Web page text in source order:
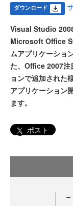
ダウンロード
Visual Studio
Microsoft Office
ムアプリケーショ
た、Office 2007注
ョンで追加された
アプリケーション
ます。
ポスト